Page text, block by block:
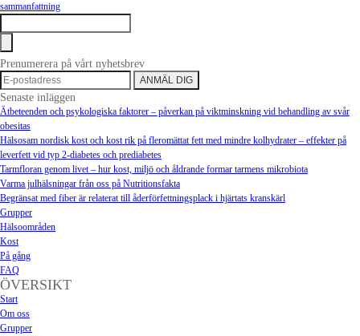
sammanfattning
Prenumerera på vårt nyhetsbrev
Senaste inläggen
Ätbeteenden och psykologiska faktorer – påverkan på viktminskning vid behandling av svår
obesitas
Hälsosam nordisk kost och kost rik på fleromättat fett med mindre kolhydrater – effekter på
leverfett vid typ 2-diabetes och prediabetes
Tarmfloran genom livet – hur kost, miljö och åldrande formar tarmens mikrobiota
Varma julhälsningar från oss på Nutritionsfakta
Begränsat med fiber är relaterat till åderförfettningsplack i hjärtats kranskärl
Grupper
Hälsoområden
Kost
På gång
FAQ
ÖVERSIKT
Start
Om oss
Grupper